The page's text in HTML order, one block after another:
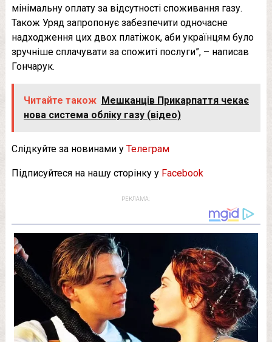
мінімальну оплату за відсутності споживання газу.
Також Уряд запропонує забезпечити одночасне
надходження цих двох платіжок, аби українцям було
зручніше сплачувати за спожиті послуги”, – написав
Гончарук.
Читайте також Мешканців Прикарпаття чекає
нова система обліку газу (відео)
Слідкуйте за новинами у Телеграм
Підписуйтеся на нашу сторінку у Facebook
РЕКЛАМА: